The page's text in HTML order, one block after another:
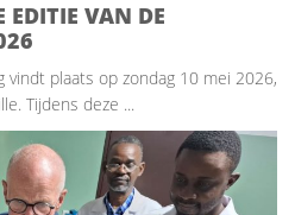
EDITIE VAN DE
vindt plaats op zondag 10 mei 2026,
Tijdens deze ...